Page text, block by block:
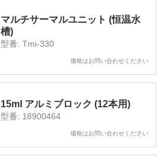
マルチサーマルユニット (恒温水
槽)
型番: Tmi-330
価格はお問い合わせください
15ml アルミブロック (12本用)
型番: 18900464
価格はお問い合わせください